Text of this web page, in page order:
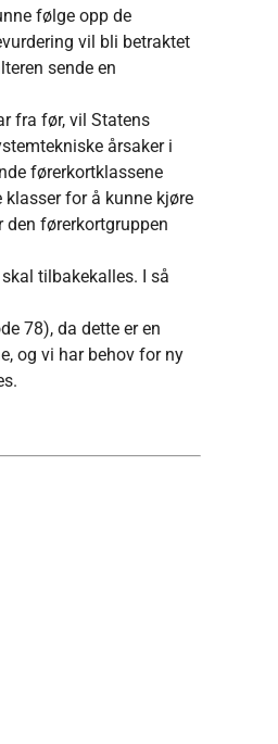
følge opp de
vil bli betraktet
sende en
fra før, vil Statens
årsaker i
førerkortklassene
for å kunne kjøre
førerkortgruppen
tilbakekalles. I så
78), da dette er en
og vi har behov for ny